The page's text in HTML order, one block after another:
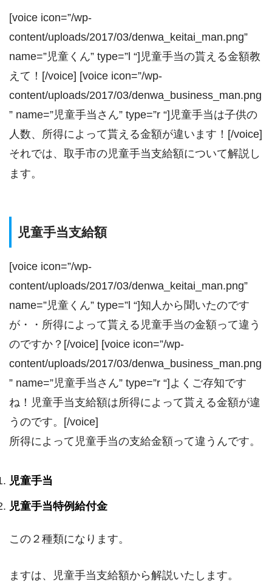
[voice icon=”/wp-
content/uploads/2017/03/denwa_keitai_man.png”
name=”児童くん” type=”l “]児童手当の貰える金額教
えて！[/voice] [voice icon=”/wp-
content/uploads/2017/03/denwa_business_man.png
” name=”児童手当さん” type=”r “]児童手当は子供の
人数、所得によって貰える金額が違います！[/voice]
それでは、取手市の児童手当支給額について解説し
ます。
児童手当支給額
[voice icon=”/wp-
content/uploads/2017/03/denwa_keitai_man.png”
name=”児童くん” type=”l “]知人から聞いたのです
が・・所得によって貰える児童手当の金額って違う
のですか？[/voice] [voice icon=”/wp-
content/uploads/2017/03/denwa_business_man.png
” name=”児童手当さん” type=”r “]よくご存知です
ね！児童手当支給額は所得によって貰える金額が違
うのです。[/voice]
所得によって児童手当の支給金額って違うんです。
児童手当
児童手当特例給付金
この２種類になります。
ますは、児童手当支給額から解説いたします。